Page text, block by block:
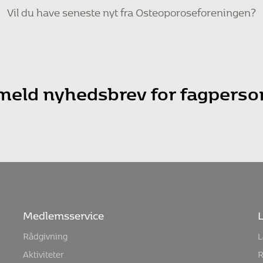
Vil du have seneste nyt fra Osteoporoseforeningen?
nyhedsbrev for
Medlemsservice
Rådgivning
Aktiviteter